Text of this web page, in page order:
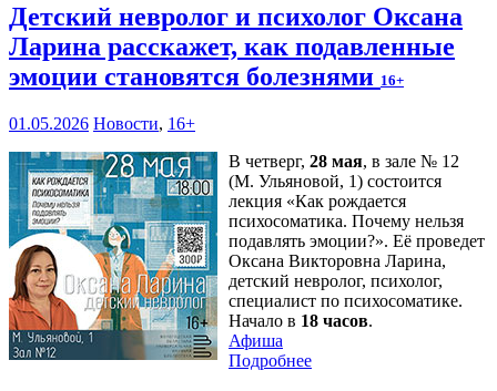
Детский невролог и психолог Оксана
Ларина расскажет, как подавленные
эмоции становятся болезнями 16+
01.05.2026 Новости, 16+
В четверг, 28 мая, в зале № 12
(М. Ульяновой, 1) состоится
лекция «Как рождается
психосоматика. Почему нельзя
подавлять эмоции?». Её проведет
Оксана Викторовна Ларина,
детский невролог, психолог,
специалист по психосоматике.
Начало в 18 часов.
Афиша
Подробнее